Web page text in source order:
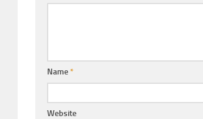
Name*
Website